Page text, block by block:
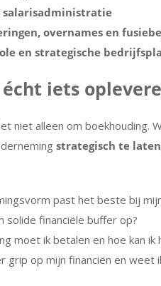
salarisadministratie
overnames en
en strategische
iets
niet alleen om boekhouding.
strategisch te
past het beste bij
solide financiële buffer op?
moet ik betalen en hoe kan ik
grip op mijn financiën en